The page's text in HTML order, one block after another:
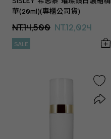
華(20ml)(專櫃公司貨)
NT.14,500 NT.12,024
SALE